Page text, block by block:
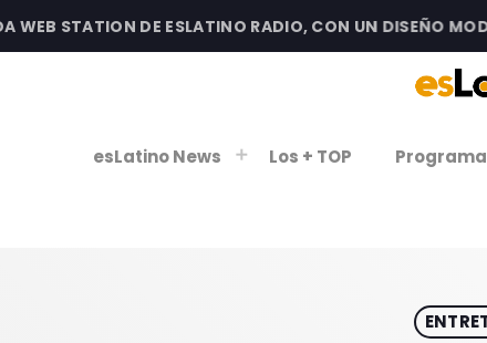
STATION DE ESLATINO RADIO, CON UN DISEÑO
esLatino News Los + TOP
VIERNES DE ESTRENOS